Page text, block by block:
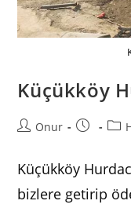
Küçükköy
PostOnur
Post
Post
Küçükköy
bizlere getirip